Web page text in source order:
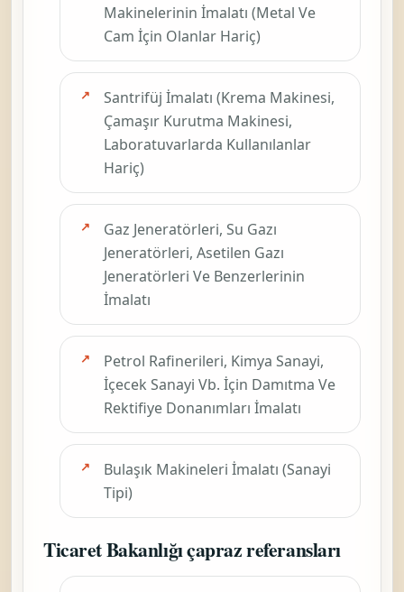
Makinelerinin İmalatı (Metal Ve
Cam İçin Olanlar Hariç)
Santrifüj İmalatı (Krema Makinesi,
Çamaşır Kurutma Makinesi,
Laboratuvarlarda Kullanılanlar
Hariç)
Gaz Jeneratörleri, Su Gazı
Jeneratörleri, Asetilen Gazı
Jeneratörleri Ve Benzerlerinin
İmalatı
Petrol Rafinerileri, Kimya Sanayi,
İçecek Sanayi Vb. İçin Damıtma Ve
Rektifiye Donanımları İmalatı
Bulaşık Makineleri İmalatı (Sanayi
Tipi)
Ticaret Bakanlığı çapraz referansları